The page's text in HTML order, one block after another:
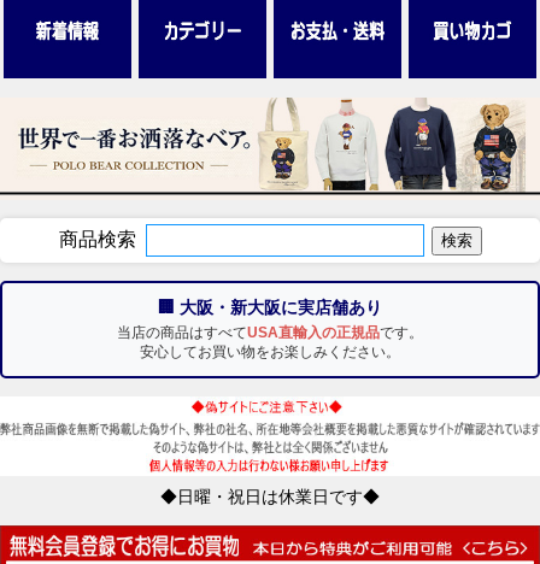
商品検索
🏢 大阪・新大阪に実店舗あり
当店の商品はすべてUSA直輸入の正規品です。
安心してお買い物をお楽しみください。
◆日曜・祝日は休業日です◆